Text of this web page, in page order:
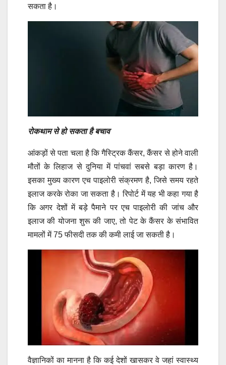
सकता है।
रोकथाम से हो सकता है बचाव
आंकड़ों से पता चला है कि गैस्ट्रिक कैंसर, कैंसर से होने वाली
मौतों के लिहाज से दुनिया में पांचवां सबसे बड़ा कारण है।
इसका मुख्य कारण एच पाइलोरी संक्रमण है, जिसे समय रहते
इलाज करके रोका जा सकता है।रिपोर्ट में यह भी कहा गया है
कि अगर देशों में बड़े पैमाने पर एच पाइलोरी की जांच और
इलाज की योजना शुरू की जाए, तो पेट के कैंसर के संभावित
मामलों में 75 फीसदी तक की कमी लाई जा सकती है।
वैज्ञानिकों का मानना है कि कई देशों खासकर वे जहां स्वास्थ्य